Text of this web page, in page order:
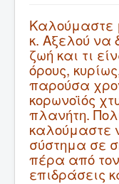
Καλούμαστε
κ. Αξελού να
ζωή και τι
όρους,
παρούσα
κορωνοϊός
πλανήτη.
καλούμαστε
σύστημα σε
πέρα από
επιδράσεις